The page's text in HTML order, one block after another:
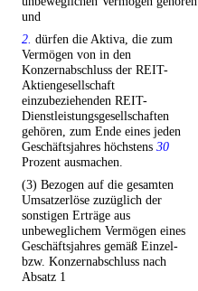
und
2. dürfen die Aktiva, die zum
Vermögen von in den
Konzernabschluss der REIT-
Aktiengesellschaft
einzubeziehenden REIT-
Dienstleistungsgesellschaften
gehören, zum Ende eines jeden
Geschäftsjahres höchstens 30
Prozent ausmachen.
(3) Bezogen auf die gesamten
Umsatzerlöse zuzüglich der
sonstigen Erträge aus
unbeweglichem Vermögen eines
Geschäftsjahres gemäß Einzel-
bzw. Konzernabschluss nach
Absatz 1